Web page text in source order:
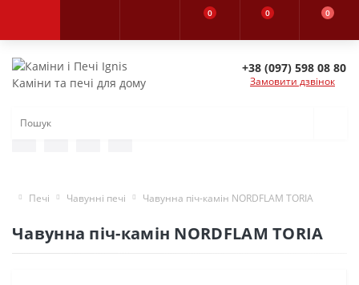
0 0 0
Каміни та печі для дому
+38 (097) 598 08 80
Замовити дзвінок
Печі Чавунні печі Чавунна піч-камін NORDFLAM TORIA
Чавунна піч-камін NORDFLAM TORIA